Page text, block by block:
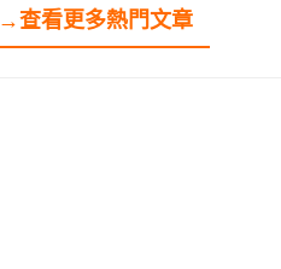
→查看更多熱門文章